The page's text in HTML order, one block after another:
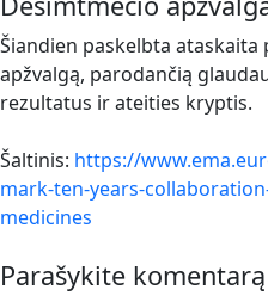
Šiandien paskelbta
apžvalgą, parodančią
rezultatus ir ateities kryptis.
Šaltinis: https://
mark-ten-years-
medicines
Parašykite komentarą